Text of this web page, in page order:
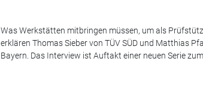
Was Werkstätten mitbringen müssen, um als
erklären Thomas Sieber von TÜV SÜD und Matthias
Bayern. Das Interview ist Auftakt einer neuen Serie